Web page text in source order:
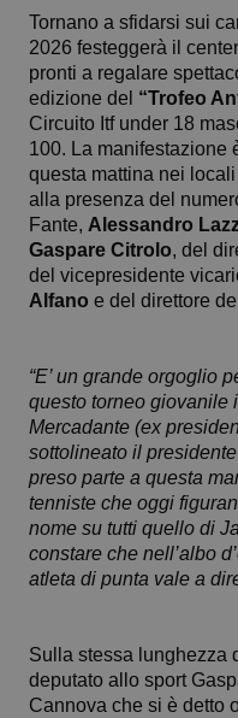
Tornano a sfidarsi sui
2026 festeggerà il
pronti a regalare
edizione del “Trofeo
Circuito Itf under 18
100. La manifestazione
questa mattina nei
alla presenza del
Fante, Alessandro
Gaspare Citrolo, del
del vicepresidente
Alfano e del direttore
“E’ un grande orgoglio
questo torneo giovanile
Mercadante (ex
sottolineato il
preso parte a questa
tenniste che oggi
nome su tutti quello di
constare che nell’albo
atleta di punta vale a
Sulla stessa lunghezza
deputato allo sport
Cannova che si è detto